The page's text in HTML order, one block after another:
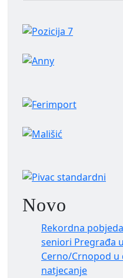
Novo
Rekordna
seniori Pregrađa
Cerno/Crnopod u
natjecanje